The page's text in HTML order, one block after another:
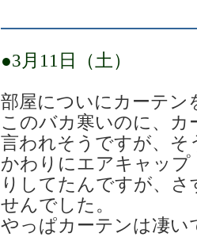
●3月11日（土）
部屋についにカーテン
このバカ寒いのに、
言われそうですが、そ
かわりにエアキャッ
りしてたんですが、
せんでした。
やっぱカーテンは凄い